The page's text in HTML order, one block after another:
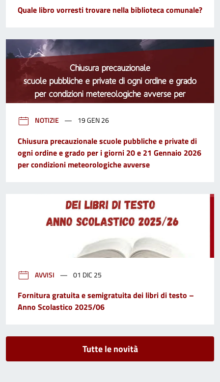
Quale libro vorresti trovare nella biblioteca comunale?
NOTIZIE 19 GEN 26
Chiusura precauzionale scuole pubbliche e private di
ogni ordine e grado per i giorni 20 e 21 Gennaio 2026
per condizioni meteorologiche avverse
AVVISI 01 DIC 25
Fornitura gratuita e semigratuita dei libri di testo –
Anno Scolastico 2025/06
Tutte le novità